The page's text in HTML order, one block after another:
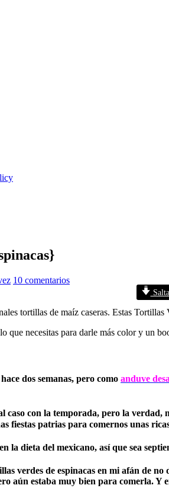
10 comentarios
tortillas de maíz caseras. Estas
dos semanas, pero como anduve
caso con la temporada, pero la
fiestas patrias para comernos unas
la dieta del mexicano, así que sea
verdes de espinacas en mi afán de
aún estaba muy bien para comerla.